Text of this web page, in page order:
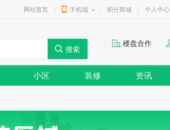
网站首页 手机端 积分商城 个人中心
楼盘合作
小区 装修 资讯